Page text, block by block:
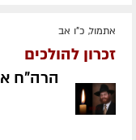
אתמול, כ"ו אב
זכרון להולכים
הרה"ח